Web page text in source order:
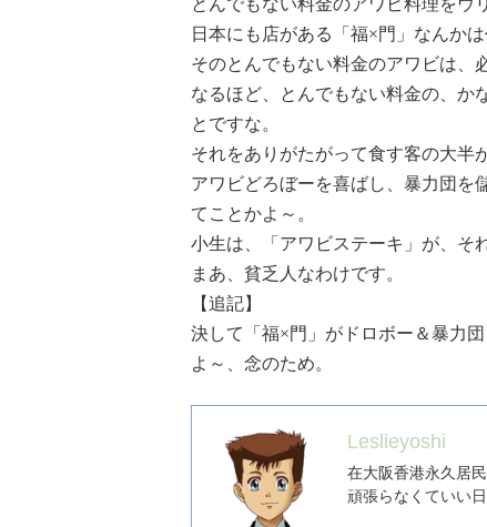
とんでもない料金のアワビ料理をウ
日本にも店がある「福×門」なんかは
そのとんでもない料金のアワビは、
なるほど、とんでもない料金の、か
とですな。
それをありがたがって食す客の大半
アワビどろぼーを喜ばし、暴力団を
てことかよ～。
小生は、「アワビステーキ」が、そ
まあ、貧乏人なわけです。
【追記】
決して「福×門」がドロボー＆暴力
よ～、念のため。
Leslieyoshi
在大阪香港永久居民
頑張らなくていい